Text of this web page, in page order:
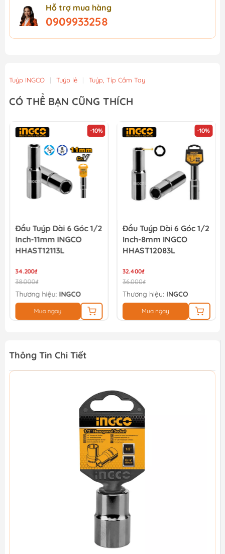
Hỗ trợ mua hàng
0909933258
Tuýp INGCO | Tuýp lẻ | Tuýp, Típ Cầm Tay
CÓ THỂ BẠN CŨNG THÍCH
-10%
Đầu Tuýp Dài 6 Góc 1/2
Inch-11mm INGCO
HHAST12113L
34.200₫
38.000₫
Thương hiệu: INGCO
Mua ngay
-10%
Đầu Tuýp Dài 6 Góc 1/2
Inch-8mm INGCO
HHAST12083L
32.400₫
36.000₫
Thương hiệu: INGCO
Mua ngay
Thông Tin Chi Tiết